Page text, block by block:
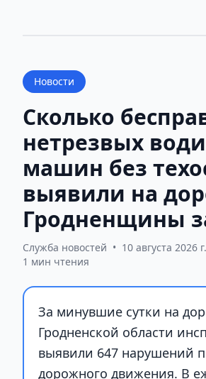
Новости
Сколько
нетрезвых
машин без
выявили на
Гродненщины
Служба новостей • 10 августа 2026
1 мин чтения
За минувшие сутки на
Гродненской области
выявили 647 нарушений
дорожного движения. В